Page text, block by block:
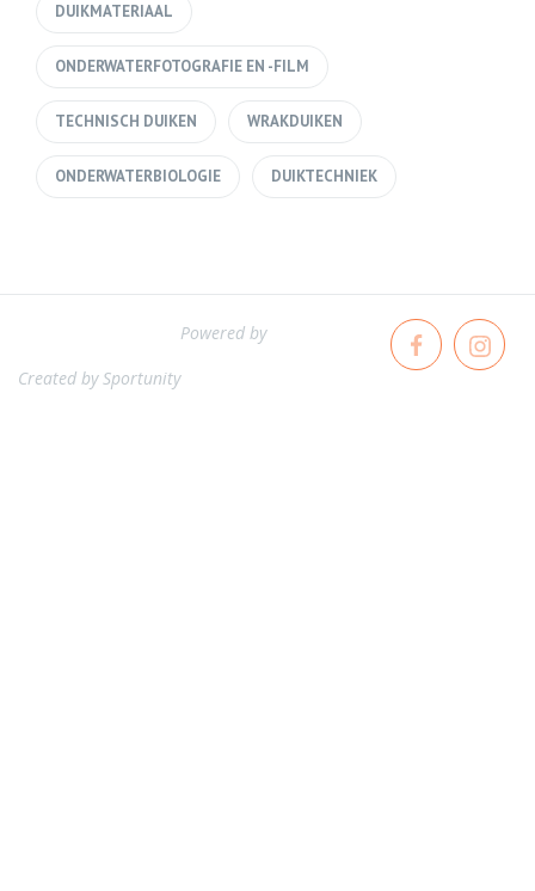
DUIKMATERIAAL
ONDERWATERFOTOGRAFIE EN -FILM
TECHNISCH DUIKEN WRAKDUIKEN
ONDERWATERBIOLOGIE DUIKTECHNIEK
Powered by
Created bySportunity